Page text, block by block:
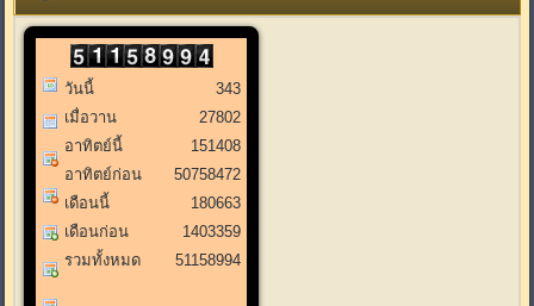
วันนี้
เมื่อวาน
อาทิตย์นี้
อาทิตย์ก่อน
เดือนนี้
เดือนก่อน
รวมทั้งหมด
343
27802
151408
50758472
180663
1403359
51158994